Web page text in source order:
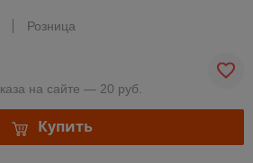
Розница
на сайте — 20 руб.
Купить